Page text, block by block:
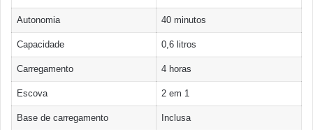
Autonomia 40 minutos
Capacidade 0,6 litros
Carregamento 4 horas
Escova 2 em 1
Base de carregamento Inclusa